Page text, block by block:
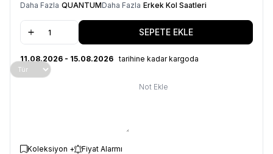
Daha Fazla QUANTUMDaha Fazla Erkek Kol Saatleri
SEPETE EKLE
11.08.2026 - 15.08.2026 tarihine kadar kargoda
Not Ekle
Koleksiyon + Fiyat Alarmı